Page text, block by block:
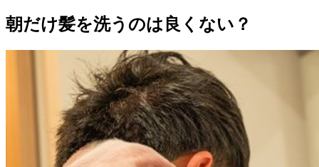
朝だけ髪を洗うのは良くない？